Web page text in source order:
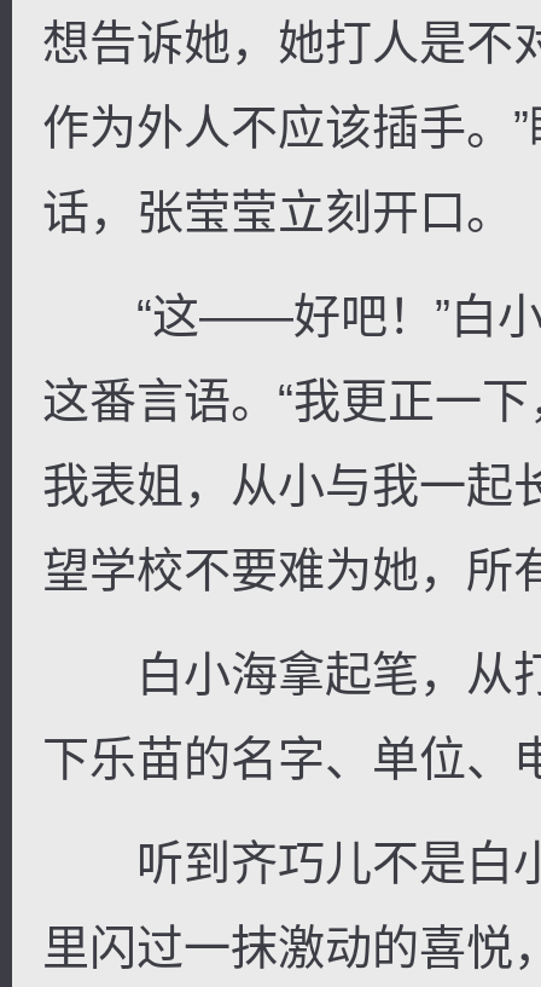
想告诉她，她打人是不
作为外人不应该插手。
话，张莹莹立刻开口。
“这——好吧！”白小
这番言语。“我更正一
我表姐，从小与我一起
望学校不要难为她，所
白小海拿起笔，从
下乐苗的名字、单位、
听到齐巧儿不是白
里闪过一抹激动的喜悦